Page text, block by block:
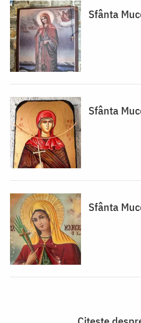
Sfânta
Sfânta
Sfânta